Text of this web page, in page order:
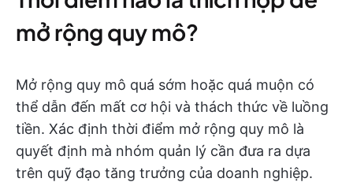
mở rộng quy mô?
Mở rộng quy mô quá sớm hoặc quá muộn có
thể dẫn đến mất cơ hội và thách thức về luồng
tiền. Xác định thời điểm mở rộng quy mô là
quyết định mà nhóm quản lý cần đưa ra dựa
trên quỹ đạo tăng trưởng của doanh nghiệp.